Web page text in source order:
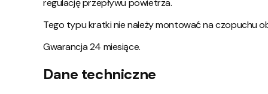
regulację przepływu powietrza.
Tego typu kratki nie należy montować na czopuchu
Gwarancja 24 miesiące.
Dane techniczne